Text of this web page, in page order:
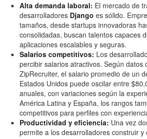
Alta demanda laboral: El mercado de
desarrolladores Django es sólido.
tamaños, desde startups innovadoras
consolidadas, buscan talentos capaces
aplicaciones escalables y seguras.
Salarios competitivos: Los
percibir salarios atractivos. Según datos
ZipRecruiter, el salario promedio de un
Estados Unidos puede oscilar entre
anuales, con variaciones según la
América Latina y España, los rangos
competitivos para perfiles con
Productividad y eficiencia: Una vez
permite a los desarrolladores construir